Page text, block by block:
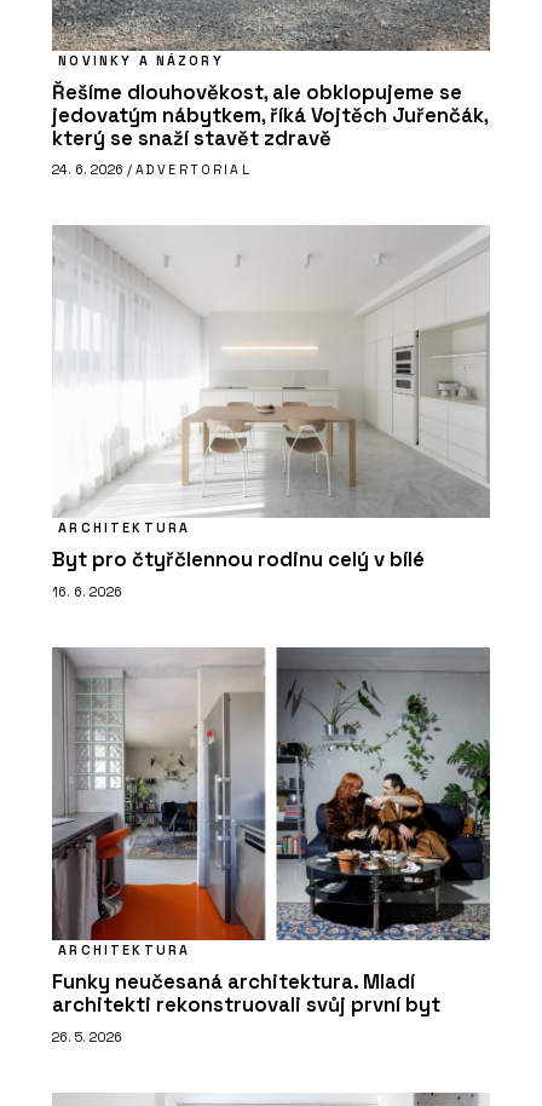
NOVINKY A NÁZORY
Řešíme dlouhověkost, ale obklopujeme se
jedovatým nábytkem, říká Vojtěch Juřenčák,
který se snaží stavět zdravě
24. 6. 2026 / ADVERTORIAL
ARCHITEKTURA
Byt pro čtyřčlennou rodinu celý v bílé
16. 6. 2026
ARCHITEKTURA
Funky neučesaná architektura. Mladí
architekti rekonstruovali svůj první byt
26. 5. 2026